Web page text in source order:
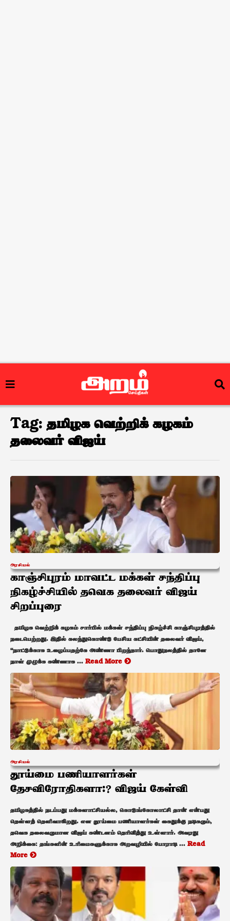
Tag:தமிழக வெற்றிக் கழகம்
தலைவர் விஜய்
அரசியல்
காஞ்சிபுரம் மாவட்ட மக்கள் சந்திப்பு
நிகழ்ச்சியில் தவெக தலைவர் விஜய்
சிறப்புரை
தமிழக வெற்றிக் கழகம் சார்பில் மக்கள் சந்திப்பு நிகழ்ச்சி காஞ்சிபுரத்தில்
நடைபெற்றது. இதில் கலந்துகொண்டு பேசிய கட்சியின் தலைவர் விஜய்,
“நாட்டுக்காக உழைப்பதற்கே அண்ணா பிறந்தார். பொதுநலத்தில் தானே
நாள் முழுக்க கண்ணாக ... Read More
அரசியல்
தூய்மை பணியாளர்கள்
தேசவிரோதிகளா:? விஜய் கேள்வி
தமிழகத்தில் நடப்பது மக்களாட்சியல்ல, கொடுங்கோலாட்சி தான் என்பது
தெள்ளத் தெளிவாகிறது. என தூய்மை பணியாளர்கள் கைதுக்கு நடிகரும்,
தவெக தலைவருமான விஜய் கண்டனம் தெரிவித்து உள்ளார். அவரது
அறிக்கை: தங்களின் உரிமைகளுக்காக அறவழியில் போராடி ... Read
More